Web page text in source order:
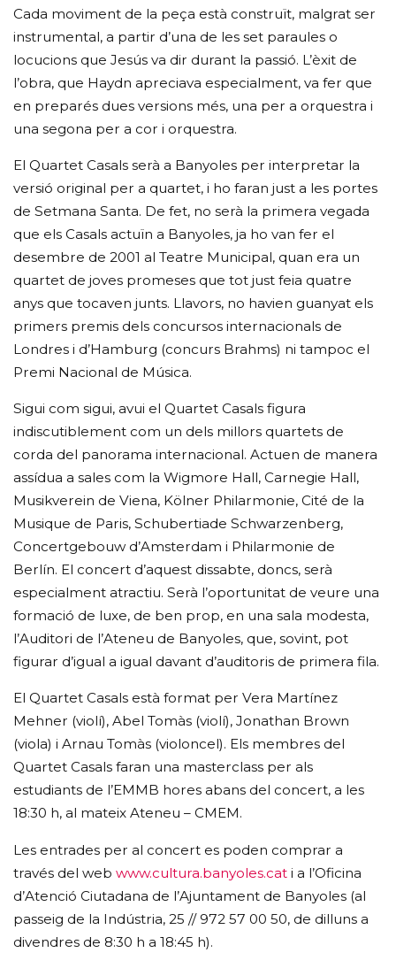
Cada moviment de la peça està construït, malgrat ser
instrumental, a partir d’una de les set paraules o
locucions que Jesús va dir durant la passió. L’èxit de
l’obra, que Haydn apreciava especialment, va fer que
en preparés dues versions més, una per a orquestra i
una segona per a cor i orquestra.
El Quartet Casals serà a Banyoles per interpretar la
versió original per a quartet, i ho faran just a les portes
de Setmana Santa. De fet, no serà la primera vegada
que els Casals actuïn a Banyoles, ja ho van fer el
desembre de 2001 al Teatre Municipal, quan era un
quartet de joves promeses que tot just feia quatre
anys que tocaven junts. Llavors, no havien guanyat els
primers premis dels concursos internacionals de
Londres i d’Hamburg (concurs Brahms) ni tampoc el
Premi Nacional de Música.
Sigui com sigui, avui el Quartet Casals figura
indiscutiblement com un dels millors quartets de
corda del panorama internacional. Actuen de manera
assídua a sales com la Wigmore Hall, Carnegie Hall,
Musikverein de Viena, Kölner Philarmonie, Cité de la
Musique de Paris, Schubertiade Schwarzenberg,
Concertgebouw d’Amsterdam i Philarmonie de
Berlín. El concert d’aquest dissabte, doncs, serà
especialment atractiu. Serà l’oportunitat de veure una
formació de luxe, de ben prop, en una sala modesta,
l’Auditori de l’Ateneu de Banyoles, que, sovint, pot
figurar d’igual a igual davant d’auditoris de primera fila.
El Quartet Casals està format per Vera Martínez
Mehner (violí), Abel Tomàs (violí), Jonathan Brown
(viola) i Arnau Tomàs (violoncel). Els membres del
Quartet Casals faran una masterclass per als
estudiants de l’EMMB hores abans del concert, a les
18:30 h, al mateix Ateneu – CMEM.
Les entrades per al concert es poden comprar a
través del webwww.cultura.banyoles.cat i a l’Oficina
d’Atenció Ciutadana de l’Ajuntament de Banyoles (al
passeig de la Indústria, 25 // 972 57 00 50, de dilluns a
divendres de 8:30 h a 18:45 h).